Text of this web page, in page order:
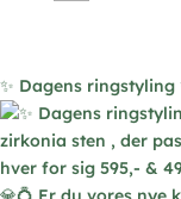
✨ Dagens